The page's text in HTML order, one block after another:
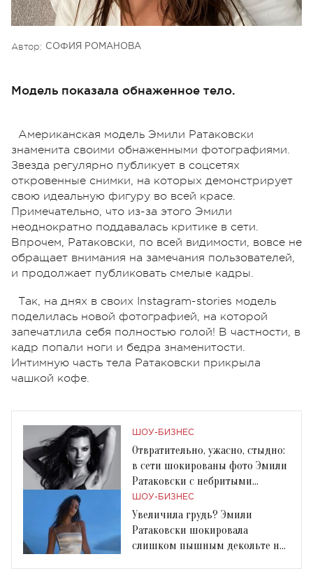
Автор: СОФИЯ РОМАНОВА
Модель показала обнаженное тело.
Американская модель Эмили Ратаковски
знаменита своими обнаженными фотографиями.
Звезда регулярно публикует в соцсетях
откровенные снимки, на которых демонстрирует
свою идеальную фигуру во всей красе.
Примечательно, что из-за этого Эмили
неоднократно поддавалась критике в сети.
Впрочем, Ратаковски, по всей видимости, вовсе не
обращает внимания на замечания пользователей,
и продолжает публиковать смелые кадры.
Так, на днях в своих Instagram-stories модель
поделилась новой фотографией, на которой
запечатлила себя полностью голой! В частности, в
кадр попали ноги и бедра знаменитости.
Интимную часть тела Ратаковски прикрыла
чашкой кофе.
ШОУ-БИЗНЕС
Отвратительно, ужасно, стыдно:
в сети шокированы фото Эмили
Ратаковски с небритыми
подмышками
ШОУ-БИЗНЕС
Увеличила грудь? Эмили
Ратаковски шокировала
слишком пышным декольте на